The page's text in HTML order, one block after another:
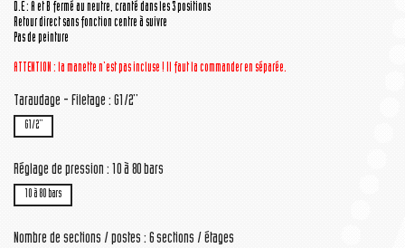
D.E : A et B fermé au neutre, cranté dans les 3 positions
Retour direct sans fonction centre à suivre
Pas de peinture
ATTENTION : la manette n'est pas incluse ! Il faut la commander en séparée.
Taraudage - Filetage : G1/2''
G1/2''
Réglage de pression : 10 à 80 bars
10 à 80 bars
Nombre de sections / postes : 6 sections / étages